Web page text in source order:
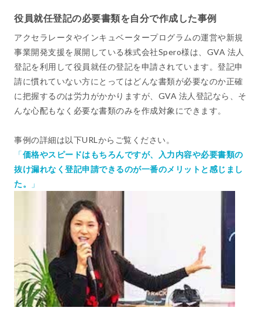
役員就任登記の必要書類を自分で作成した事例
アクセラレータやインキュベータープログラムの運営や新規
事業開発支援を展開している株式会社Spero様は、GVA 法人
登記を利用して役員就任の登記を申請されています。登記申
請に慣れていない方にとってはどんな書類が必要なのか正確
に把握するのは労力がかかりますが、GVA 法人登記なら、そ
んな心配もなく必要な書類のみを作成対象にできます。
事例の詳細は以下URLからご覧ください。
「価格やスピードはもちろんですが、入力内容や必要書類の
抜け漏れなく登記申請できるのが一番のメリットと感じまし
た。
」